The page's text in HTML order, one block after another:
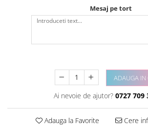
Mesaj pe tort
ADAUGA IN
Ai nevoie de ajutor? 0727 709
Adauga la Favorite Cere